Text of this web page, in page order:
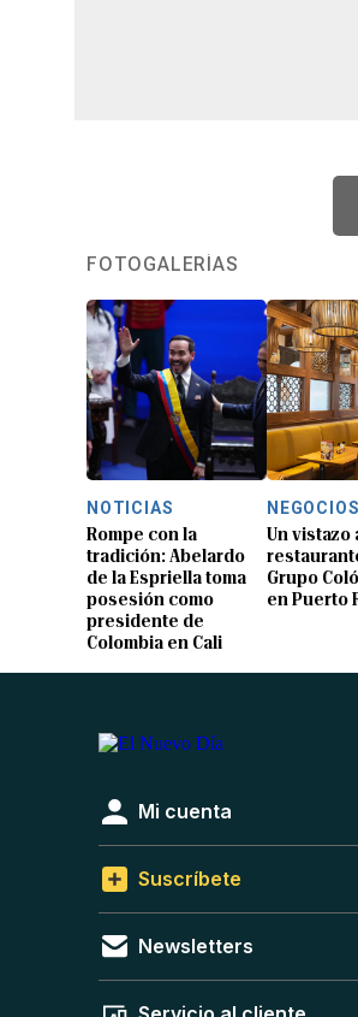
FOTOGALERÍAS
NOTICIAS
Rompe con la
tradición: Abelardo
de la Espriella toma
posesión como
presidente de
Colombia en Cali
NEGOCIOS
Un vistazo
Grupo
en Puerto
Mi cuenta
Suscríbete
Newsletters